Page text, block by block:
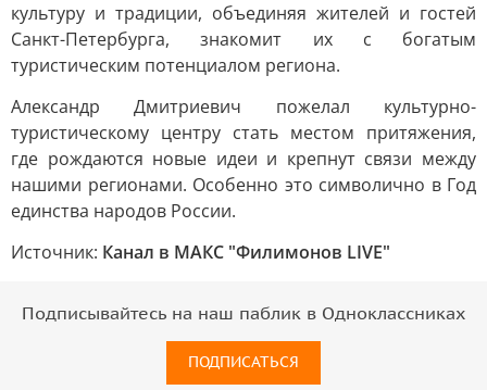
культуру и традиции, объединяя жителей и гостей
Санкт-Петербурга, знакомит их с богатым
туристическим потенциалом региона.
Александр Дмитриевич пожелал культурно-
туристическому центру стать местом притяжения,
где рождаются новые идеи и крепнут связи между
нашими регионами. Особенно это символично в Год
единства народов России.
Источник: Канал в МАКС "Филимонов LIVE"
Подписывайтесь на наш паблик в Одноклассниках
ПОДПИСАТЬСЯ